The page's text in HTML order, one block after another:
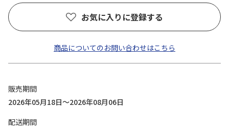
お気に入りに登録する
商品についてのお問い合わせはこちら
販売期間
2026年05月18日～2026年08月06日
配送期間